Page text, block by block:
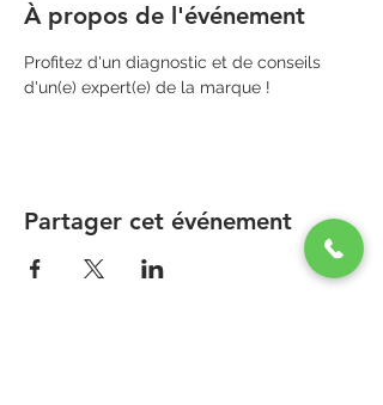
À propos de l'événement
Profitez d'un diagnostic et de conseils
d'un(e) expert(e) de la marque !
Partager cet événement